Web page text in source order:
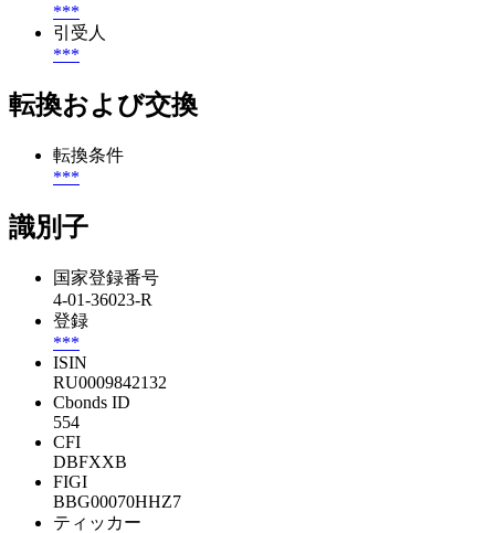
***
引受人
***
転換および交換
転換条件
***
識別子
国家登録番号
4-01-36023-R
登録
***
ISIN
RU0009842132
Cbonds ID
554
CFI
DBFXXB
FIGI
BBG00070HHZ7
ティッカー